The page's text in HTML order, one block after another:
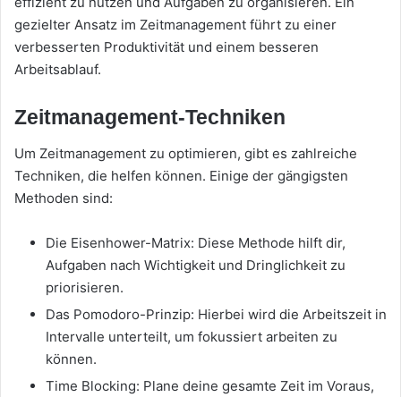
gezielter Ansatz im Zeitmanagement führt zu einer
verbesserten Produktivität und einem besseren
Arbeitsablauf.
Zeitmanagement-Techniken
Um Zeitmanagement zu optimieren, gibt es zahlreiche
Techniken, die helfen können. Einige der gängigsten
Methoden sind:
Die Eisenhower-Matrix: Diese Methode hilft dir,
Aufgaben nach Wichtigkeit und Dringlichkeit zu
priorisieren.
Das Pomodoro-Prinzip: Hierbei wird die Arbeitszeit in
Intervalle unterteilt, um fokussiert arbeiten zu
können.
Time Blocking: Plane deine gesamte Zeit im Voraus,